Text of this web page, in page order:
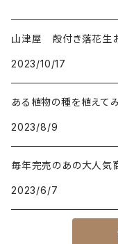
山津屋 殻付き落花生
2023/10/17
ある植物の種を植えてみ
2023/8/9
毎年完売のあの大人気
2023/6/7